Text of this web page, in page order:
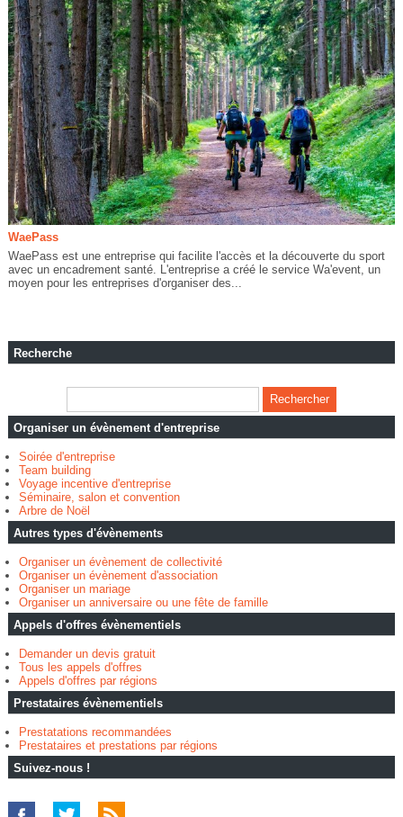
WaePass
WaePass est une entreprise qui facilite l'accès et la découverte du sport
avec un encadrement santé. L'entreprise a créé le service Wa'event, un
moyen pour les entreprises d'organiser des...
Recherche
Organiser un évènement d'entreprise
Soirée d'entreprise
Team building
Voyage incentive d'entreprise
Séminaire, salon et convention
Arbre de Noël
Autres types d'évènements
Organiser un évènement de collectivité
Organiser un évènement d'association
Organiser un mariage
Organiser un anniversaire ou une fête de famille
Appels d'offres évènementiels
Demander un devis gratuit
Tous les appels d'offres
Appels d'offres par régions
Prestataires évènementiels
Prestatations recommandées
Prestataires et prestations par régions
Suivez-nous !